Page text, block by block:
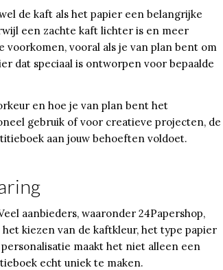
de kaft als het papier een belangrijke
een zachte kaft lichter is en meer
vooral als je van plan bent om
dat speciaal is ontworpen voor bepaalde
en hoe je van plan bent het
gebruik of voor creatieve projecten, de
aan jouw behoeften voldoet.
aanbieders, waaronder 24Papershop,
kiezen van de kaftkleur, het type papier
maakt het niet alleen een
echt uniek te maken.